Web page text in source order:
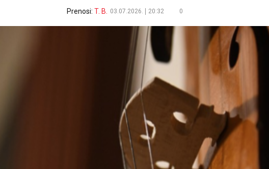
Prenosi: T. B. 03.07.2026. 20:32 0